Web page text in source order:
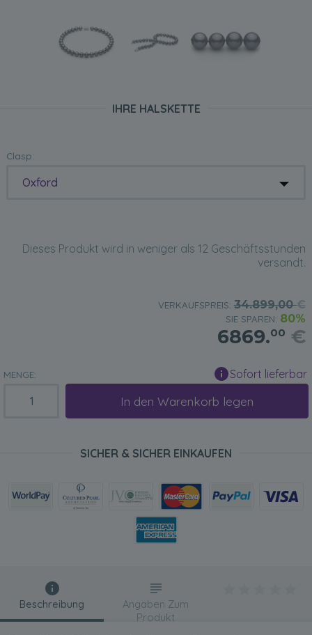
IHRE HALSKETTE
Clasp:
Oxford
Dieses Produkt wird in weniger als 12 Geschäftsstunden
versandt.
VERKAUFSPREIS: 34.899,00€
SIE SPAREN: 80%
6869.00 €
MENGE: Sofort lieferbar
In den Warenkorb legen
SICHER & SICHER EINKAUFEN
Beschreibung
Angaben Zum
Produkt